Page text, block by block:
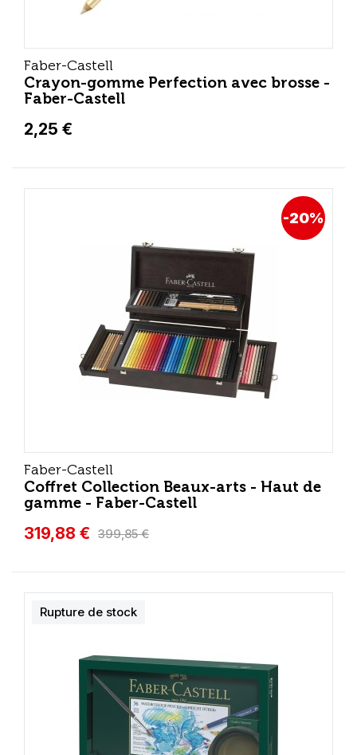
Faber-Castell
Crayon-gomme Perfection avec brosse -
Faber-Castell
2,25 €
Faber-Castell
Coffret Collection Beaux-arts - Haut de
gamme - Faber-Castell
319,88 € 399,85 €
-20%
Rupture de stock